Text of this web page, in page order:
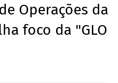
Operações da
foco da "GLO